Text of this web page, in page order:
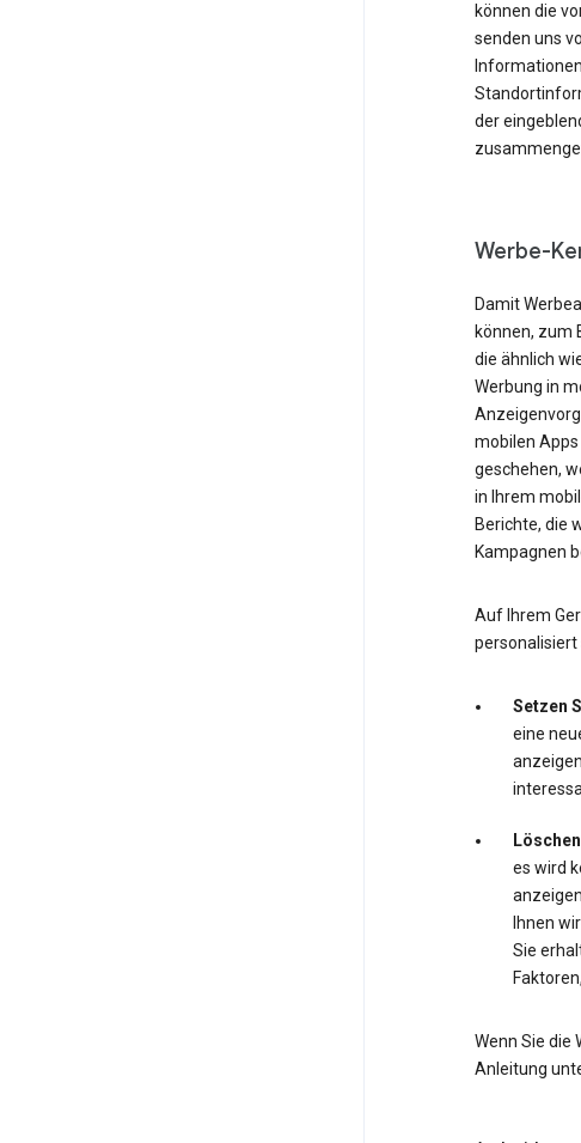
können die
senden uns
der
Werbe-
Damit
können, zum
die ähnlich
Werbung in
mobilen
geschehen,
in Ihrem
Berichte, die
Kampagnen
Auf Ihrem
personalisiert
Setzen
eine
es wird
Ihnen
Sie
Wenn Sie die
Anleitung